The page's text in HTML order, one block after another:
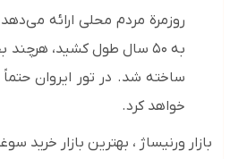
روزمرة مردم محلی ارائه
ساخته شد. در تور ایروان حتماً
خواهد کرد.
بازار ورنیساژ ، بهترین بازار خرید